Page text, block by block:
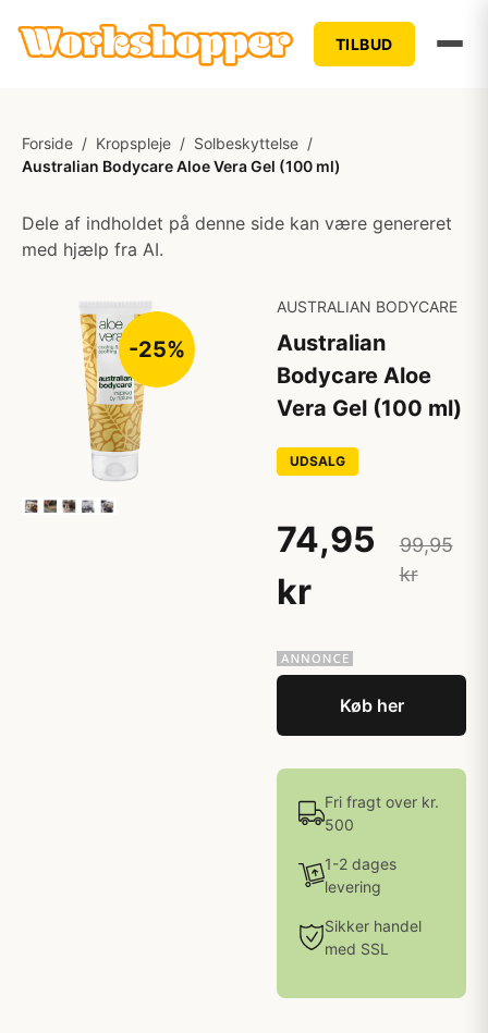
TILBUD
Forside / Kropspleje / Solbeskyttelse /
Australian Bodycare Aloe Vera Gel (100 ml)
Dele af indholdet på denne side kan være genereret
med hjælp fra AI.
-25%
AUSTRALIAN BODYCARE
Australian
Bodycare Aloe
Vera Gel (100 ml)
UDSALG
74,95
kr
99,95
kr
Køb her
Fri fragt over kr.
500
1-2 dages
levering
Sikker handel
med SSL